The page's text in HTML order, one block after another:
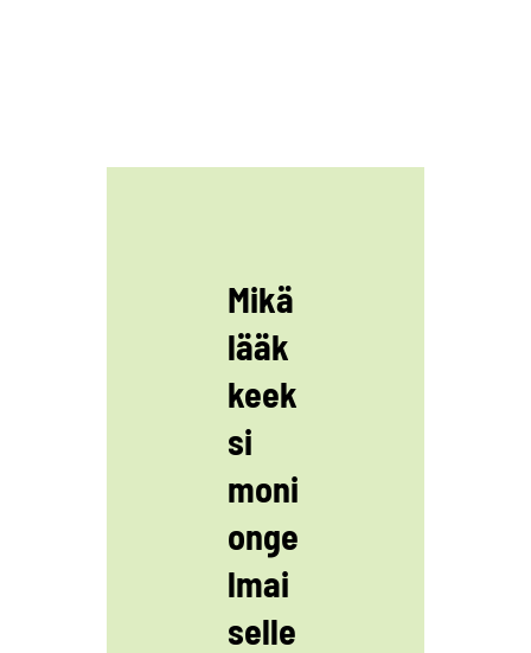
Mikä
lääk
keek
si
moni
onge
lmai
selle